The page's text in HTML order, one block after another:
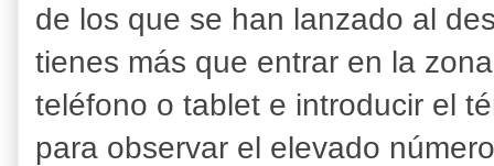
de los que se han lanzado al
tienes más que entrar en la
teléfono o tablet e introducir el
para observar el elevado